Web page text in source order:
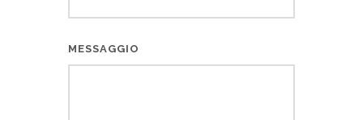
MESSAGGIO